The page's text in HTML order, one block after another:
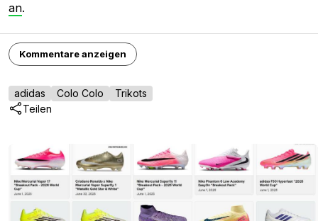
an.
Kommentare anzeigen
adidas Colo Colo
Trikots
Teilen